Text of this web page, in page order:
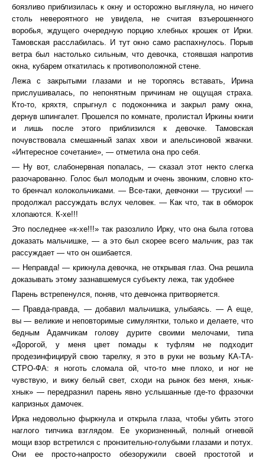
боязливо приблизилась к окну и осторожно выглянула, но ничего
столь невероятного не увидела, не считая взъерошенного
воробья, ждущего очередную порцию хлебных крошек от Ирки.
Тамовская расслабилась. И тут окно само распахнулось. Порыв
ветра был настолько сильным, что девочка, стоявшая напротив
окна, кубарем откатилась к противоположной стене.
Лежа с закрытыми глазами и не торопясь вставать, Ирина
прислушивалась, по непонятным причинам не ощущая страха.
Кто-то, кряхтя, спрыгнул с подоконника и закрыл раму окна,
дернув шпингалет. Прошелся по комнате, пролистал Иркины книги
и лишь после этого приблизился к девочке. Тамовская
почувствовала смешанный запах хвои и апельсиновой жвачки.
«Интересное сочетание», — отметила она про себя.
— Ну вот, слабонервная попалась, — сказал этот некто слегка
разочарованно. Голос был молодым и очень звонким, словно кто-
то бренчал колокольчиками. — Все-таки, девчонки — трусихи! —
продолжал рассуждать вслух человек. — Как что, так в обморок
хлопаются. К-хе!!!
Это последнее «к-хе!!!» так разозлило Ирку, что она была готова
доказать мальчишке, — а это был скорее всего мальчик, раз так
рассуждает — что он ошибается.
— Неправда! — крикнула девочка, не открывая глаз. Она решила
доказывать этому зазнавшемуся субъекту лежа, так удобнее
Парень встрепенулся, поняв, что девчонка притворяется.
— Правда-правда, — добавил мальчишка, улыбаясь. — А еще,
вы — великие и неповторимые симулянтки, только и делаете, что
бедным Адамчикам голову дурите своими мелочами, типа
«Дорогой, у меня цвет помады к туфлям не подходит
продезинфицируй свою тарелку, я это в руки не возьму КА-ТА-
СТРО-ФА: я ноготь сломала ой, что-то мне плохо, и ног не
чувствую, и вижу белый свет, сходи на рынок без меня, хнык-
хнык» — передразнил парень явно услышанные где-то фразочки
капризных дамочек.
Ирка недовольно фыркнула и открыла глаза, чтобы убить этого
наглого типчика взглядом. Ее укоризненный, полный огневой
мощи взор встретился с пронзительно-голубыми глазами и потух.
Они ее просто-напросто обезоружили своей простотой и